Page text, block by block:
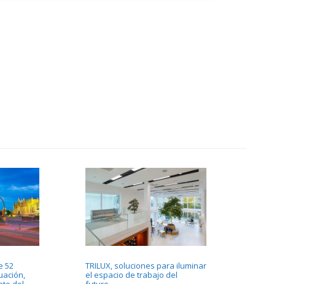
52
TRILUX, soluciones para iluminar
el espacio de trabajo del